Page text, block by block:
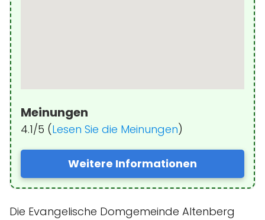
Meinungen
4.1/5 (Lesen Sie die Meinungen)
Weitere Informationen
Die Evangelische Domgemeinde Altenberg